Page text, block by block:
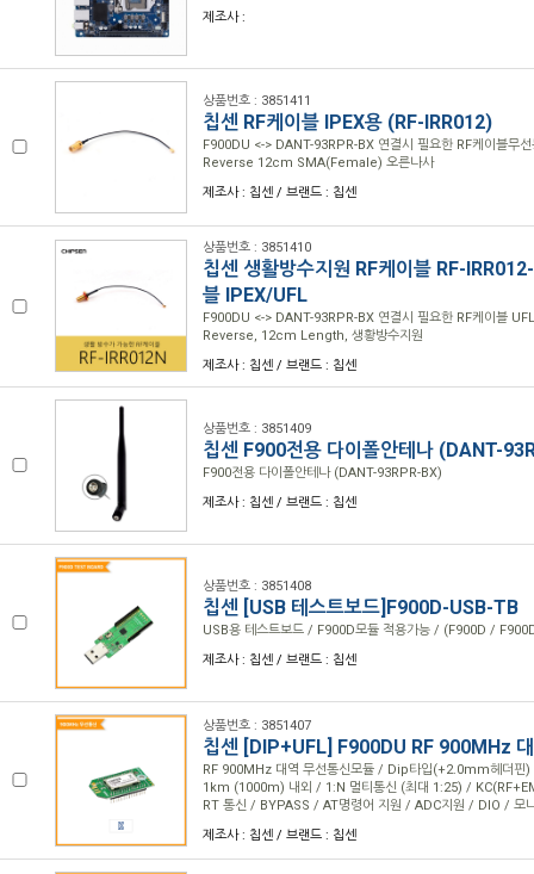
제조사 :
상품번호 : 3851411
칩센 RF케이블 IPEX용 (RF-IRR012)
F900DU <-> DANT-93RPR-BX 연결시 필요한 RF케이블무
Reverse 12cm SMA(Female) 오른나사
제조사 : 칩센 / 브랜드 : 칩센
상품번호 : 3851410
칩센 생활방수지원 RF케이블 RF-
블 IPEX/UFL
F900DU <-> DANT-93RPR-BX 연결시 필요한 RF케이블
Reverse, 12cm Length, 생황방수지원
제조사 : 칩센 / 브랜드 : 칩센
상품번호 : 3851409
칩센 F900전용 다이폴안테나 (DANT-
F900전용 다이폴안테나 (DANT-93RPR-BX)
제조사 : 칩센 / 브랜드 : 칩센
상품번호 : 3851408
칩센 [USB 테스트보드]F900D-USB-TB
USB용 테스트보드 / F900D모듈 적용가능 / (F900D /
제조사 : 칩센 / 브랜드 : 칩센
상품번호 : 3851407
칩센 [DIP+UFL] F900DU RF 900MHz
RF 900MHz 대역 무선통신모듈 / Dip타입(+2.0mm헤더핀)
1km (1000m) 내외 / 1:N 멀티통신 (최대 1:25) /
RT 통신 / BYPASS / AT명령어 지원 / ADC지원 / DIO / 모
제조사 : 칩센 / 브랜드 : 칩센